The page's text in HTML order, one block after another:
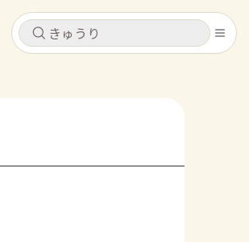
キャンセル
キャンセル